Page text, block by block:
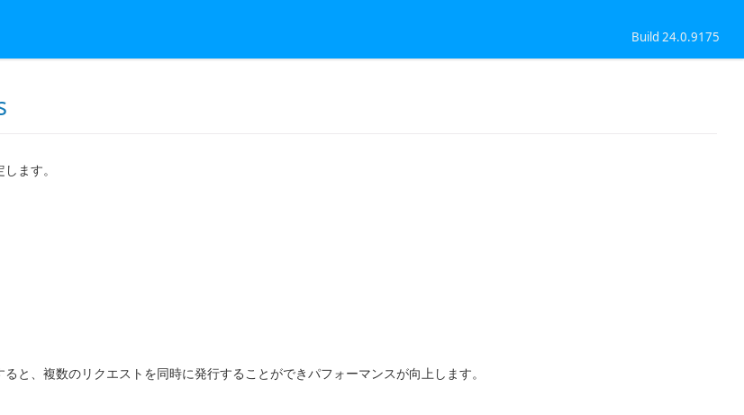
Build 24.0.9175
ます。
と、複数のリクエストを同時に発行することができパフォーマンスが向上します。